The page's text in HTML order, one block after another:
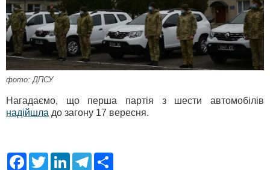
фото: ДПСУ
Нагадаємо, що перша партія з шести автомобілів
надійшла до загону 17 вересня.
F
T
L
T